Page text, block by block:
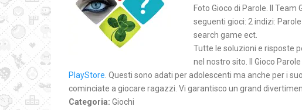
Foto Gioco di Parole. Il
seguenti gioci: 2 indizi:
search game ect.
Tutte le soluzioni e risposte
nel nostro sito. Il Gioco
PlayStore . Questi sono adati per adolescenti ma anche per i
cominciate a giocare ragazzi. Vi garantisco un grand
Categoria: Giochi